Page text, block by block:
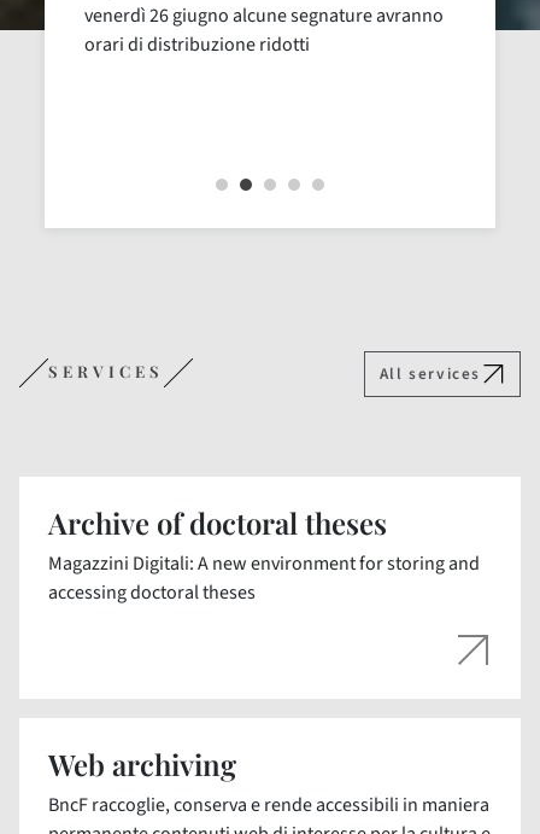
venerdì 26 giugno alcune segnature avranno
orari di distribuzione ridotti
SERVICES All services
Archive of doctoral theses
Magazzini Digitali: A new environment for storing and
accessing doctoral theses
Web archiving
BncF raccoglie, conserva e rende accessibili in maniera